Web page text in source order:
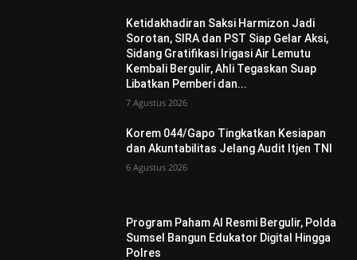
Ketidakhadiran Saksi Harmizon Jadi
Sorotan, SIRA dan PST Siap Gelar Aksi,
Sidang Gratifikasi Irigasi Air Lemutu
Kembali Bergulir, Ahli Tegaskan Suap
Libatkan Pemberi dan...
7 Agustus 2026
Korem 044/Gapo Tingkatkan Kesiapan
dan Akuntabilitas Jelang Audit Itjen TNI
6 Agustus 2026
Program Paham AI Resmi Bergulir, Polda
Sumsel Bangun Edukator Digital Hingga
Polres